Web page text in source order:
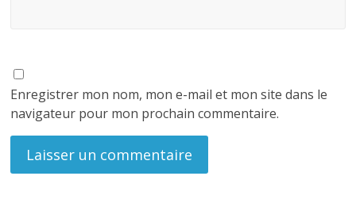
Enregistrer mon nom, mon e-mail et mon site dans le
navigateur pour mon prochain commentaire.